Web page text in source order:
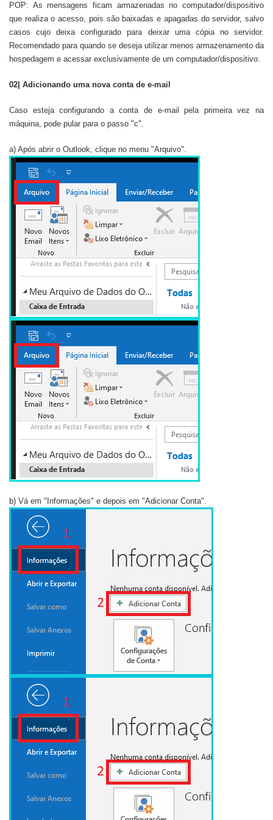
POP: As mensagens ficam armazenadas no computador/dispositivo
que realiza o acesso, pois são baixadas e apagadas do servidor, salvo
casos cujo deixa configurado para deixar uma cópia no servidor.
Recomendado para quando se deseja utilizar menos armazenamento da
hospedagem e acessar exclusivamente de um computador/dispositivo.
02| Adicionando uma nova conta de e-mail
Caso esteja configurando a conta de e-mail pela primeira vez na
máquina, pode pular para o passo "c".
a) Após abrir o Outlook, clique no menu "Arquivo".
b) Vá em "Informações" e depois em "Adicionar Conta".